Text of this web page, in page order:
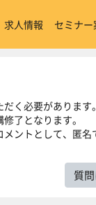
求人情報 セミナー
く必要があります。
了となります。
ントとして、匿名
質